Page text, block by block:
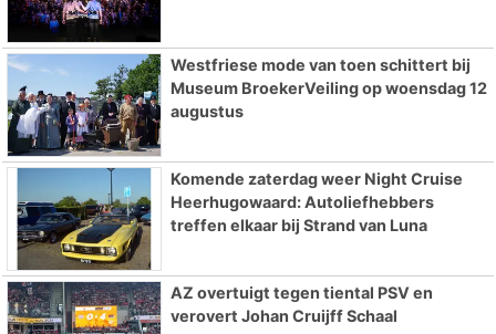
Westfriese mode van toen schittert bij
Museum BroekerVeiling op woensdag 12
augustus
Komende zaterdag weer Night Cruise
Heerhugowaard: Autoliefhebbers
treffen elkaar bij Strand van Luna
AZ overtuigt tegen tiental PSV en
verovert Johan Cruijff Schaal